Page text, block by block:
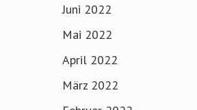
Juni 2022
Mai 2022
April 2022
März 2022